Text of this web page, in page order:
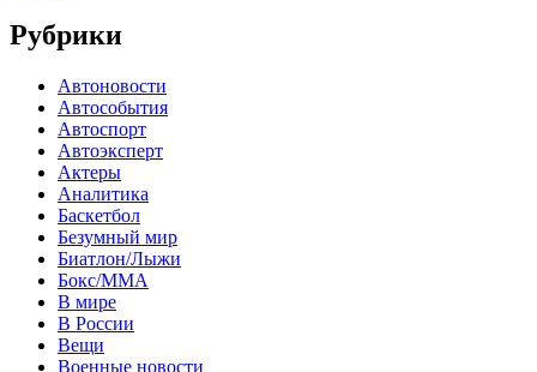
Рубрики
Автоновости
Автособытия
Автоспорт
Автоэксперт
Актеры
Аналитика
Баскетбол
Безумный мир
Биатлон/Лыжи
Бокс/MMA
В мире
В России
Вещи
Военные новости